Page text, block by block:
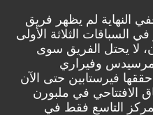
النهاية لم يظهر فريق
السباقات الثلاثة الأولى
لا يحتل الفريق سوى
مرسيدس وفيراري
فيرستابين حتى الآن
الافتتاحي في ملبورن
التاسع فقط في